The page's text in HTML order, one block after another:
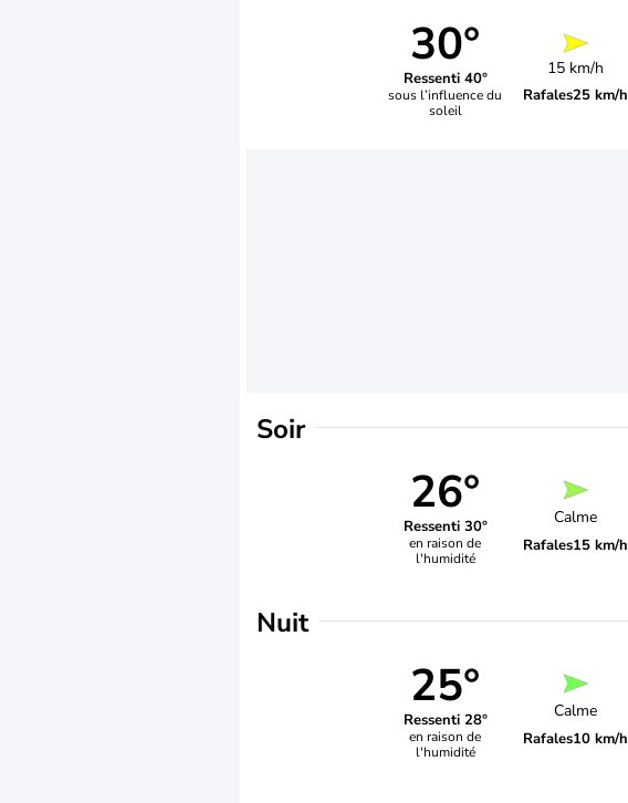
30°
Ressenti 40°
sous l’influence du
soleil
15 km/h
Rafales25 km/h
Soir
26°
Ressenti 30°
en raison de
l'humidité
Calme
Rafales15 km/h
Nuit
25°
Ressenti 28°
en raison de
l'humidité
Calme
Rafales10 km/h